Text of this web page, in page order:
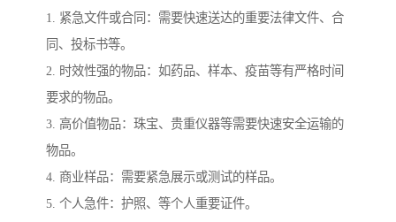
1. 紧急文件或合同：需要快速送达的重要法律文件、合
同、投标书等。
2. 时效性强的物品：如药品、样本、疫苗等有严格时间
要求的物品。
3. 高价值物品：珠宝、贵重仪器等需要快速安全运输的
物品。
4. 商业样品：需要紧急展示或测试的样品。
5. 个人急件：护照、等个人重要证件。